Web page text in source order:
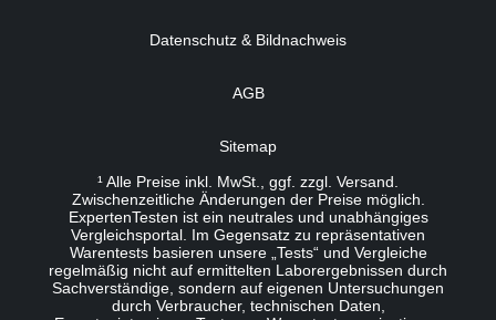
Datenschutz & Bildnachweis
AGB
Sitemap
¹ Alle Preise inkl. MwSt., ggf. zzgl. Versand.
Zwischenzeitliche Änderungen der Preise möglich.
ExpertenTesten ist ein neutrales und unabhängiges
Vergleichsportal. Im Gegensatz zu repräsentativen
Warentests basieren unsere „Tests“ und Vergleiche
regelmäßig nicht auf ermittelten Laborergebnissen durch
Sachverständige, sondern auf eigenen Untersuchungen
durch Verbraucher, technischen Daten,